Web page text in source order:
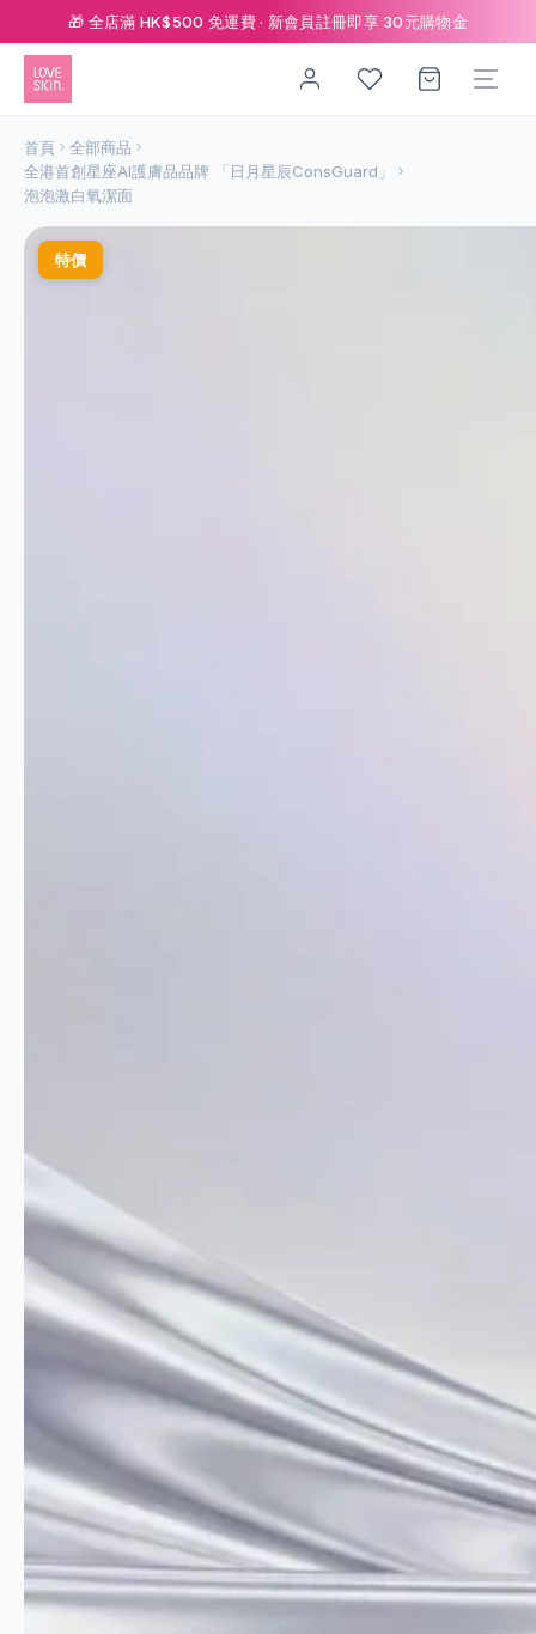
🎁 全店滿 HK$500 免運費 · 新會員註冊即享 30元購物金
首頁
全部商品
全港首創星座AI護膚品品牌 「日月星辰ConsGuard」
泡泡激白氧潔面
特價